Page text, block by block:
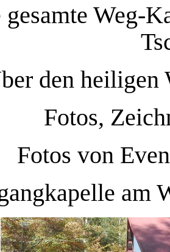
Weg-
den heiligen
Fotos,
Fotos von
am